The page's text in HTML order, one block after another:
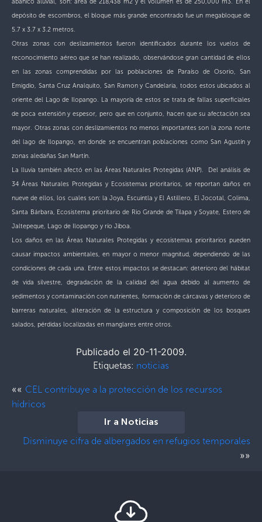
depósito de escombros, el bloque más grande encontrado fue un megabloque de
5.7 x 3.7 x 3.2 metros.
Otras zonas con deslizamientos fueron identificados durante los vuelos de
reconocimiento aéreo que se han realizado, observándose gran cantidad de ellos
en las zonas comprendidas por las poblaciones de Paraíso de Osorio, San
Emigdio, Santa Cruz Analquito, San Ramon y Candelaria, todos estos ubicados al
oriente del Lago de Ilopango. La mayoría de estos se trata de fallas superficiales
de poca extensión y espesor, pero que en conjunto, hacen que su afectación sea
mayor. Otras zonas con deslizamientos no menos importantes son la zona norte
del lago de Ilopango, en donde se encuentran poblaciones como San Agustín y
zonas aledañas San Martín.
La lluvia también afectó en las Áreas Naturales Protegidas (ANP). Del análisis de
34 Áreas Naturales Protegidas y Ecosistemas prioritarios, se reportan daños en
nueve de ellos, los cuales son: la Joya, Escuintla y El Astillero, El Jocotal, Colima,
Santa Bárbara, Ecosistema prioritario de Rio Grande de Tilapa y Soyate, Estero de
Jaltepeque, Lago de Ilopango y río Jiboa.
Los daños en las Áreas Naturales Protegidas y ecosistemas prioritarios pueden
causar impactos ambientales, en mayor o menor magnitud, dependiendo de las
condiciones de cada una. Entre estos impactos se destacan: deterioro del hábitat
de vida silvestre, degradación de la calidad del agua debido al aumento de
sedimentos y contaminación con nutrientes, formación de cárcavas y deterioro de
barreras naturales, alteración de la estructura y composición de los bosques
salados, pérdidas localizadas en manglares entre otros.
Publicado el 20-11-2009.
Etiquetas: noticias
«« CEL contribuye a la protección de los recursos
hídricos
Ir a Noticias
Disminuye cifra de albergados en refugios temporales
»»